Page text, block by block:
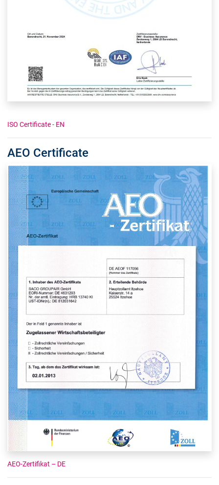
ISO Certificate - EN
AEO Certificate
AEO-Zertifikat – DE